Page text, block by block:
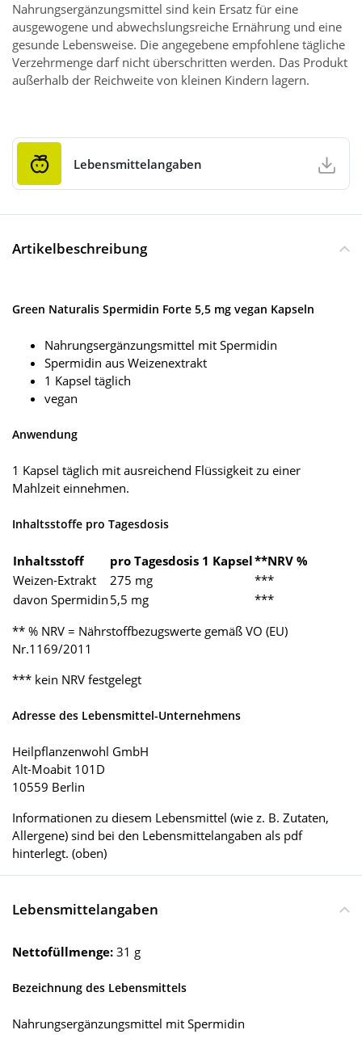
Nahrungsergänzungsmittel sind kein Ersatz für eine
ausgewogene und abwechslungsreiche Ernährung und eine
gesunde Lebensweise. Die angegebene empfohlene tägliche
Verzehrmenge darf nicht überschritten werden. Das Produkt
außerhalb der Reichweite von kleinen Kindern lagern.
Lebensmittelangaben
Artikelbeschreibung
Green Naturalis Spermidin Forte 5,5 mg vegan Kapseln
Nahrungsergänzungsmittel mit Spermidin
Spermidin aus Weizenextrakt
1 Kapsel täglich
vegan
Anwendung
1 Kapsel täglich mit ausreichend Flüssigkeit zu einer
Mahlzeit einnehmen.
Inhaltsstoffe pro Tagesdosis
Inhaltsstoff pro Tagesdosis 1 Kapsel**NRV %
Weizen-Extrakt
275 mg
***
davon Spermidin 5,5 mg
***
** % NRV = Nährstoffbezugswerte gemäß VO (EU)
Nr.1169/2011
*** kein NRV festgelegt
Adresse des Lebensmittel-Unternehmens
Heilpflanzenwohl GmbH
Alt-Moabit 101D
10559 Berlin
Informationen zu diesem Lebensmittel (wie z. B. Zutaten,
Allergene) sind bei den Lebensmittelangaben als pdf
hinterlegt. (oben)
Lebensmittelangaben
Nettofüllmenge: 31 g
Bezeichnung des Lebensmittels
Nahrungsergänzungsmittel mit Spermidin